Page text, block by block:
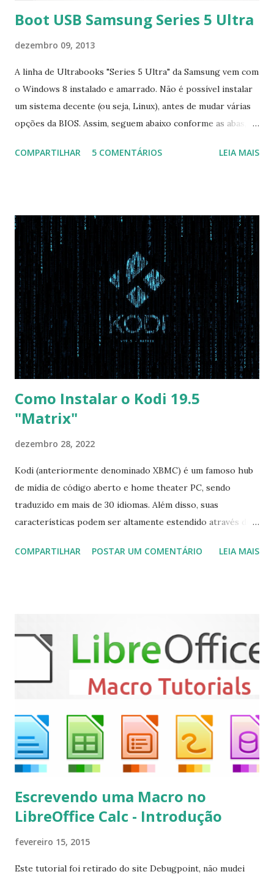
Boot USB Samsung Series 5 Ultra
dezembro 09, 2013
A linha de Ultrabooks "Series 5 Ultra" da Samsung vem com
o Windows 8 instalado e amarrado. Não é possível instalar
um sistema decente (ou seja, Linux), antes de mudar várias
opções da BIOS. Assim, seguem abaixo conforme as abas, a
Na inicialização aperte F2 para acessar a BIOS e então faça
com Win, deixe essa opção no Auto ) Set AHCI Mode ->
Disabled USB S3 Wake-up -> Enabled Boot: Secure Boot ->
Disabled OS Mode Selection -> UEFI and CSM OS (Essa
opção garante boot com Win e Linux) Boot > Boot Priority
Order USB HDD: SATA CD: SATA HDD: Essa ordem de boot
vai garantir que ele tente primeiro o boot pela USB, depois
pelo CD e por último no HD. Apenas as opções acima são
as necessá...
COMPARTILHAR 5 COMENTÁRIOS LEIA MAIS
Como Instalar o Kodi 19.5
"Matrix"
dezembro 28, 2022
Kodi (anteriormente denominado XBMC) é um famoso hub
de mídia de código aberto e home theater PC, sendo
traduzido em mais de 30 idiomas. Além disso, suas
características podem ser altamente estendido através de
(personal video recorder). A versão final do Kodi 19.5
sudo apt-get install kodi Use o comando a seguir para
instalar codecs de áudio e outros complementos,
executando: $ sudo apt-get install --install-suggests
kodi Para remover, execute: $ sudo apt-get remove
COMPARTILHAR POSTAR UM COMENTÁRIO LEIA MAIS
Escrevendo uma Macro no
LibreOffice Calc - Introdução
fevereiro 15, 2015
Este tutorial foi retirado do site Debugpoint, não mudei